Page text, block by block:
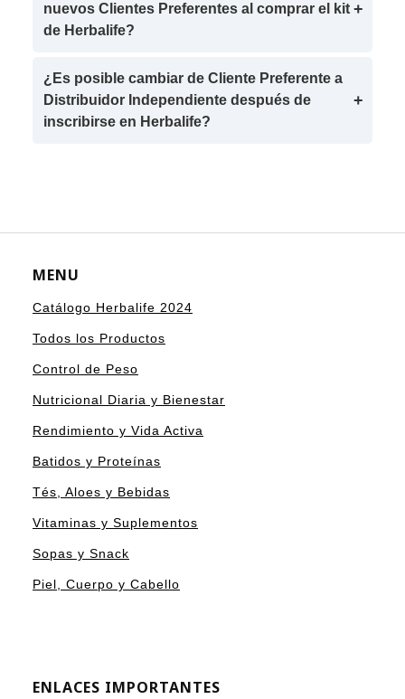
nuevos Clientes Preferentes al comprar el kit
de Herbalife?
¿Es posible cambiar de Cliente Preferente a
Distribuidor Independiente después de
inscribirse en Herbalife?
MENU
Catálogo Herbalife 2024
Todos los Productos
Control de Peso
Nutricional Diaria y Bienestar
Rendimiento y Vida Activa
Batidos y Proteínas
Tés, Aloes y Bebidas
Vitaminas y Suplementos
Sopas y Snack
Piel, Cuerpo y Cabello
ENLACES IMPORTANTES